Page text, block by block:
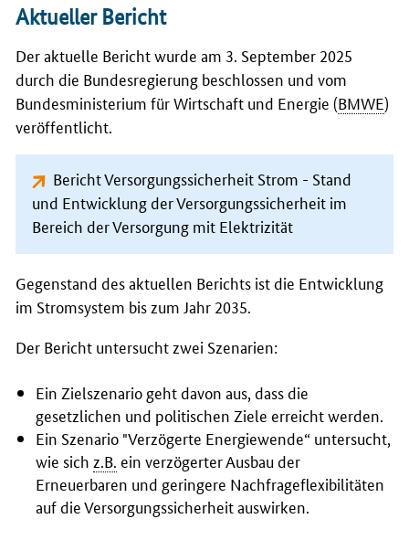
Aktueller Bericht
Der aktuelle Bericht wurde am 3. September 2025
durch die Bundesregierung beschlossen und vom
Bundesministerium für Wirtschaft und Energie (BMWE)
veröffentlicht.
Bericht Versorgungssicherheit Strom - Stand
und Entwicklung der Versorgungssicherheit im
Bereich der Versorgung mit Elektrizität
Gegenstand des aktuellen Berichts ist die Entwicklung
im Stromsystem bis zum Jahr 2035.
Der Bericht untersucht zwei Szenarien:
Ein Zielszenario geht davon aus, dass die
gesetzlichen und politischen Ziele erreicht werden.
Ein Szenario "Verzögerte Energiewende“ untersucht,
wie sich z.B. ein verzögerter Ausbau der
Erneuerbaren und geringere Nachfrageflexibilitäten
auf die Versorgungssicherheit auswirken.